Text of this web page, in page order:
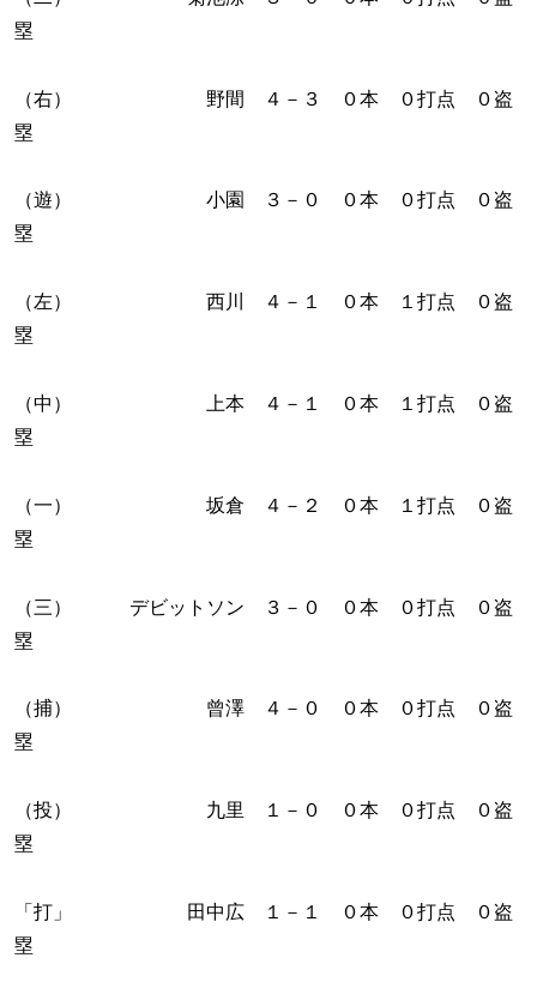
塁
（右） 野間 ４－３ ０本 ０打点 ０盗
塁
（遊） 小園 ３－０ ０本 ０打点 ０盗
塁
（左） 西川 ４－１ ０本 １打点 ０盗
塁
（中） 上本 ４－１ ０本 １打点 ０盗
塁
（一） 坂倉 ４－２ ０本 １打点 ０盗
塁
（三） デビットソン ３－０ ０本 ０打点 ０盗
塁
（捕） 曾澤 ４－０ ０本 ０打点 ０盗
塁
（投） 九里 １－０ ０本 ０打点 ０盗
塁
「打」 田中広 １－１ ０本 ０打点 ０盗
塁